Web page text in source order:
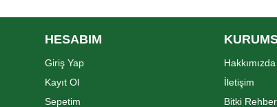
HESABIM
Giriş Yap
Kayıt Ol
Sepetim
Hakkımızda
İletişim
Bitki